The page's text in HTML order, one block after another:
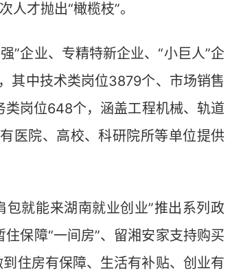
才抛出“橄榄枝”。
企业、专精特新企业、“小巨人”企
其中技术类岗位3879个、市场销售
岗位648个，涵盖工程机械、轨道
医院、高校、科研院所等单位提供
就能来湖南就业创业”推出系列政
保障“一间房”、留湘安家支持购买
住房有保障、生活有补贴、创业有